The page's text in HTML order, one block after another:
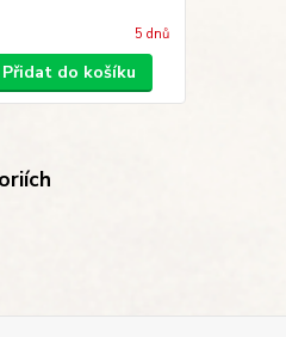
5 dnů
Přidat do košíku